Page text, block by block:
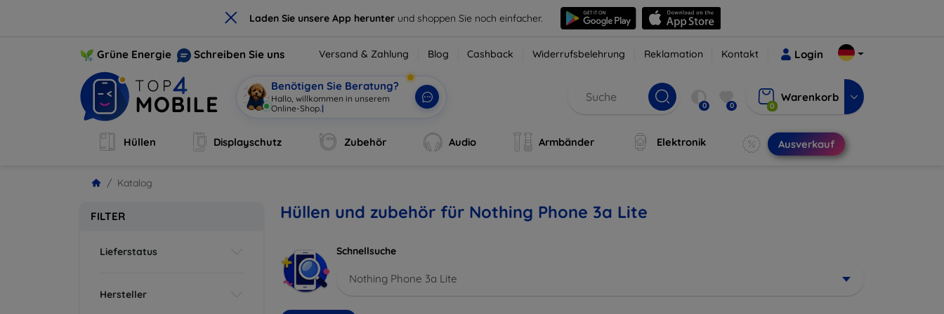
× Laden Sie unsere App herunter und shoppen Sie noch einfacher.
Grüne Energie Schreiben Sie uns Versand & Zahlung Blog Cashback Widerrufsbelehrung Reklamation Kontakt Login
Benötigen Sie Beratung?
Hallo, willkommen in unserem
Online-Shop. | 0 0 0
Warenkorb
Hüllen Displayschutz Zubehör Audio Armbänder Elektronik Ausverkauf
Katalog
FILTER
Lieferstatus
Hersteller
Hüllen und zubehör für Nothing Phone 3a Lite
Schnellsuche
Nothing Phone 3a Lite